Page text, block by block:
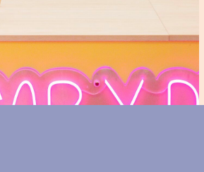
Trato excelente y
a comprar.
Rosa
Jaén